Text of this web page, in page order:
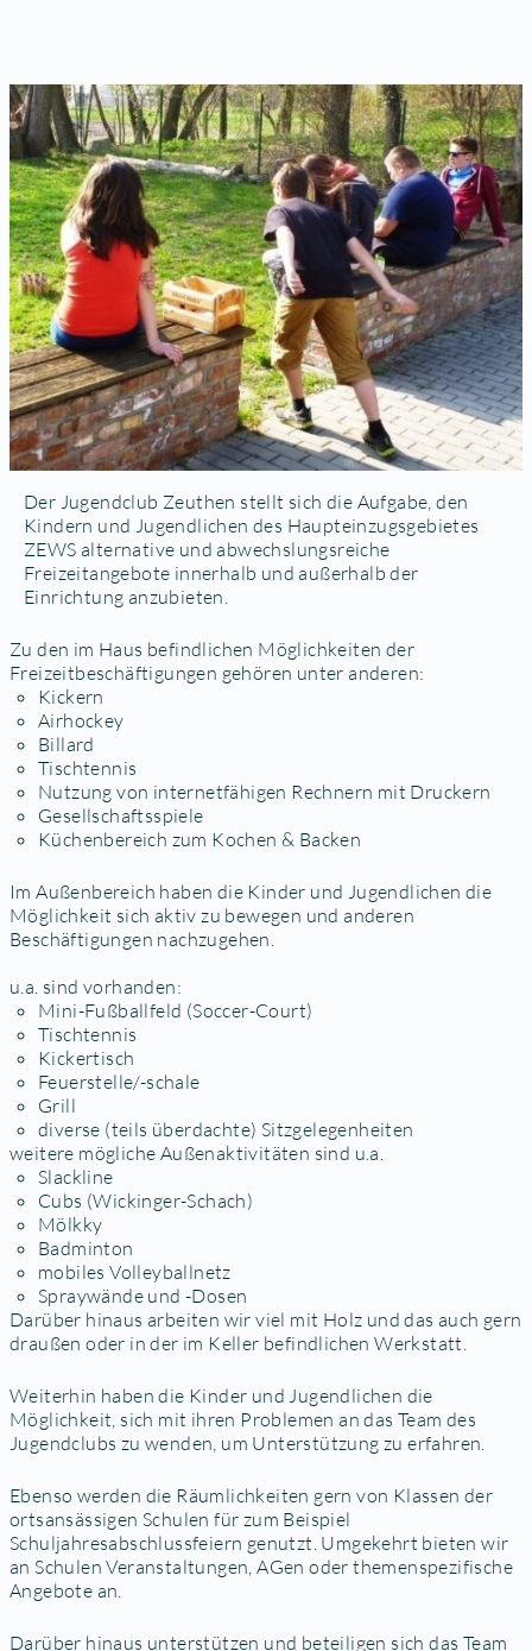
Der Jugendclub Zeuthen stellt sich die Aufgabe, den
Kindern und Jugendlichen des Haupteinzugsgebietes
ZEWS alternative und abwechslungsreiche
Freizeitangebote innerhalb und außerhalb der
Einrichtung anzubieten.
Zu den im Haus befindlichen Möglichkeiten der
Freizeitbeschäftigungen gehören unter anderen:
Kickern
Airhockey
Billard
Tischtennis
Nutzung von internetfähigen Rechnern mit Druckern
Gesellschaftsspiele
Küchenbereich zum Kochen & Backen
Im Außenbereich haben die Kinder und Jugendlichen die
Möglichkeit sich aktiv zu bewegen und anderen
Beschäftigungen nachzugehen.
u.a. sind vorhanden:
Mini-Fußballfeld (Soccer-Court)
Tischtennis
Kickertisch
Feuerstelle/-schale
Grill
diverse (teils überdachte) Sitzgelegenheiten
weitere mögliche Außenaktivitäten sind u.a.
Slackline
Cubs (Wickinger-Schach)
Mölkky
Badminton
mobiles Volleyballnetz
Spraywände und -Dosen
Darüber hinaus arbeiten wir viel mit Holz und das auch gern
draußen oder in der im Keller befindlichen Werkstatt.
Weiterhin haben die Kinder und Jugendlichen die
Möglichkeit, sich mit ihren Problemen an das Team des
Jugendclubs zu wenden, um Unterstützung zu erfahren.
Ebenso werden die Räumlichkeiten gern von Klassen der
ortsansässigen Schulen für zum Beispiel
Schuljahresabschlussfeiern genutzt. Umgekehrt bieten wir
an Schulen Veranstaltungen, AGen oder themenspezifische
Angebote an.
Darüber hinaus unterstützen und beteiligen sich das Team